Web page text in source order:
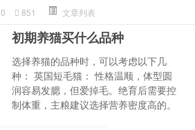
0 851 文章列表
初期养猫买什么品种
选择养猫的品种时，可以考虑以下几
种： 英国短毛猫： 性格温顺，体型圆
润容易发腮，但爱掉毛。绝育后需要控
制体重，主粮建议选择营养密度高的。